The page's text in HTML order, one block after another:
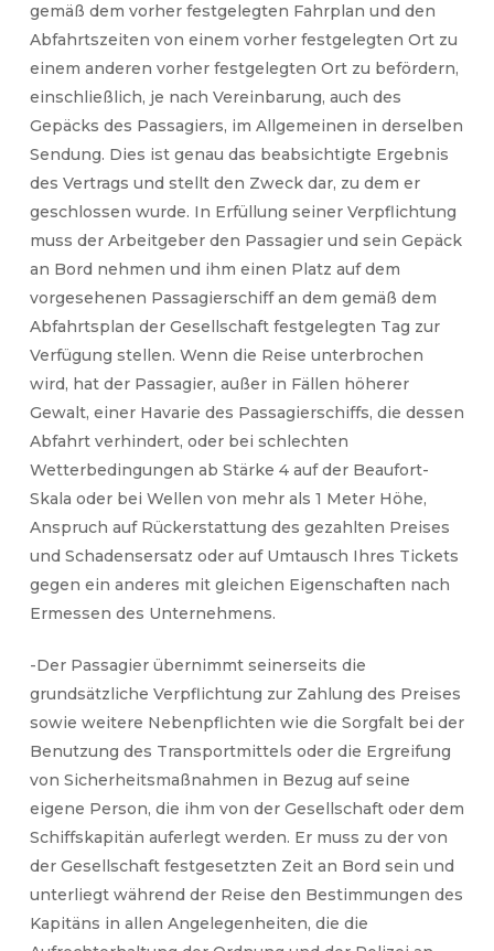
gemäß dem vorher festgelegten Fahrplan und den
Abfahrtszeiten von einem vorher festgelegten Ort zu
einem anderen vorher festgelegten Ort zu befördern,
einschließlich, je nach Vereinbarung, auch des
Gepäcks des Passagiers, im Allgemeinen in derselben
Sendung. Dies ist genau das beabsichtigte Ergebnis
des Vertrags und stellt den Zweck dar, zu dem er
geschlossen wurde. In Erfüllung seiner Verpflichtung
muss der Arbeitgeber den Passagier und sein Gepäck
an Bord nehmen und ihm einen Platz auf dem
vorgesehenen Passagierschiff an dem gemäß dem
Abfahrtsplan der Gesellschaft festgelegten Tag zur
Verfügung stellen. Wenn die Reise unterbrochen
wird, hat der Passagier, außer in Fällen höherer
Gewalt, einer Havarie des Passagierschiffs, die dessen
Abfahrt verhindert, oder bei schlechten
Wetterbedingungen ab Stärke 4 auf der Beaufort-
Skala oder bei Wellen von mehr als 1 Meter Höhe,
Anspruch auf Rückerstattung des gezahlten Preises
und Schadensersatz oder auf Umtausch Ihres Tickets
gegen ein anderes mit gleichen Eigenschaften nach
Ermessen des Unternehmens.
-Der Passagier übernimmt seinerseits die
grundsätzliche Verpflichtung zur Zahlung des Preises
sowie weitere Nebenpflichten wie die Sorgfalt bei der
Benutzung des Transportmittels oder die Ergreifung
von Sicherheitsmaßnahmen in Bezug auf seine
eigene Person, die ihm von der Gesellschaft oder dem
Schiffskapitän auferlegt werden. Er muss zu der von
der Gesellschaft festgesetzten Zeit an Bord sein und
unterliegt während der Reise den Bestimmungen des
Kapitäns in allen Angelegenheiten, die die